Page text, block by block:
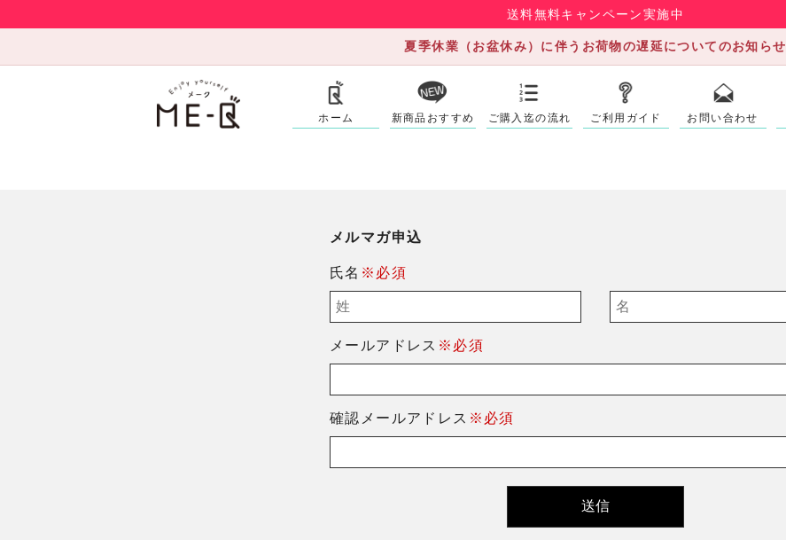
送料無料キャンペーン実施中
夏季休業（お盆休み）に伴うお荷物の遅延についてのお知らせ
ホーム 新商品おすすめ ご購入迄の流れ ご利用ガイド お問い合わせ
メルマガ申込
氏名 ※必須
メールアドレス ※必須
確認メールアドレス ※必須